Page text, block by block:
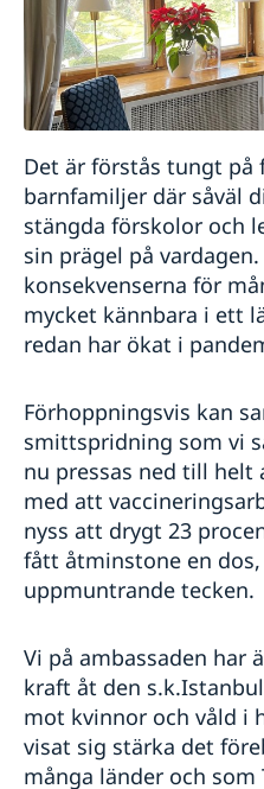
Det är förstås tungt
barnfamiljer där såväl
stängda förskolor och
sin prägel på
konsekvenserna för
mycket kännbara i ett
redan har ökat i
Förhoppningsvis kan
smittspridning som vi
nu pressas ned till helt
med att
nyss att drygt 23
fått åtminstone en
uppmuntrande tecken.
Vi på ambassaden har
kraft åt den
mot kvinnor och våld i
visat sig stärka det
många länder och